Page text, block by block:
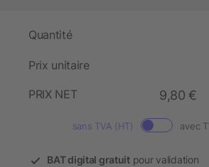
Quantité
Prix unitaire
PRIX NET
9,80 €
sans TVA (HT) avec
BAT digital gratuitpour validation